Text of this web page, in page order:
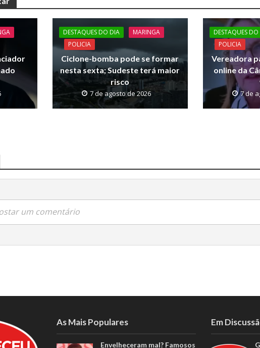
er s y
Li
n
k
DESTAQUES DO DIA
MARINGA
POLICIA
Ciclone-bomba pode se formar
nesta sexta; Sudeste terá maior
risco
7 de agosto de 2026
DESTAQUES
POLICIA
Vereadora
online da
7 de
um comentário
As Mais Populares
Envelheceram mal? Famosos
Em